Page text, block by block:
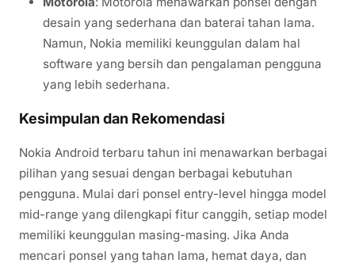
desain yang sederhana dan baterai tahan lama.
Namun, Nokia memiliki keunggulan dalam hal
software yang bersih dan pengalaman pengguna
yang lebih sederhana.
Kesimpulan dan Rekomendasi
Nokia Android terbaru tahun ini menawarkan berbagai
pilihan yang sesuai dengan berbagai kebutuhan
pengguna. Mulai dari ponsel entry-level hingga model
mid-range yang dilengkapi fitur canggih, setiap model
memiliki keunggulan masing-masing. Jika Anda
mencari ponsel yang tahan lama, hemat daya, dan